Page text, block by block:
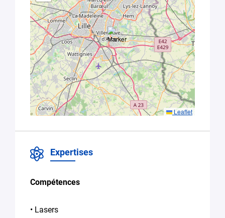
En soumettant
ce formulaire,
vous
consentez au
traitement de
vos données
conformément
à laPolitique
de
France
Leaflet
Expertises
Compétences
• Lasers